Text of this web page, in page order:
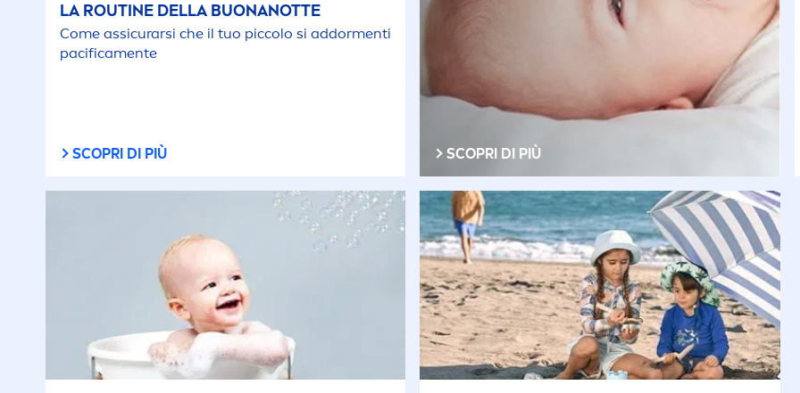
LA ROUTINE DELLA BUONANOTTE
Come assicurarsi che il tuo piccolo si addormenti
pacificamente
SCOPRI DI PIÙ SCOPRI DI PIÙ